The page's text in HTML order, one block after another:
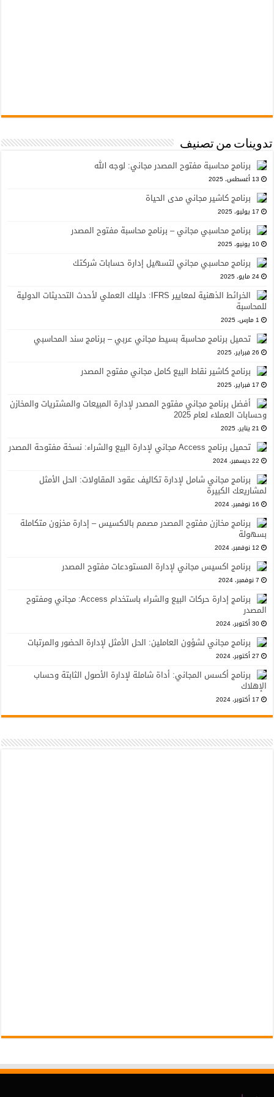
تدوينات من تصنيف
برنامج محاسبة مفتوح المصدر مجاني: لوجه الله
13 أغسطس، 2025
برنامج كاشير مجاني مدى الحياة
17 يوليو، 2025
برنامج محاسبي مجاني – برنامج محاسبة مفتوح المصدر
10 يونيو، 2025
برنامج محاسبي مجاني لتسهيل إدارة حسابات شركتك
24 مايو، 2025
الخرائط الذهنية لمعايير IFRS: دليلك العملي لأحدث التحديثات الدولية
للمحاسبة
1 مارس، 2025
تحميل برنامج محاسبة بسيط مجاني عربي – برنامج سند المحاسبي
26 فبراير، 2025
برنامج كاشير نقاط البيع كامل مجاني مفتوح المصدر
17 فبراير، 2025
أفضل برنامج مجاني مفتوح المصدر لإدارة المبيعات والمشتريات والمخازن
وحسابات العملاء لعام 2025
21 يناير، 2025
تحميل برنامج Access مجاني لإدارة البيع والشراء: نسخة مفتوحة المصدر
22 ديسمبر، 2024
برنامج مجاني شامل لإدارة تكاليف عقود المقاولات: الحل الأمثل
لمشاريعك الكبيرة
16 نوفمبر، 2024
برنامج مخازن مفتوح المصدر مصمم بالاكسيس – إدارة مخزون متكاملة
بسهولة
12 نوفمبر، 2024
برنامج اكسيس مجاني لإدارة المستودعات مفتوح المصدر
7 نوفمبر، 2024
برنامج إدارة حركات البيع والشراء باستخدام Access: مجاني ومفتوح
المصدر
30 أكتوبر، 2024
برنامج مجاني لشؤون العاملين: الحل الأمثل لإدارة الحضور والمرتبات
27 أكتوبر، 2024
برنامج أكسس المجاني: أداة شاملة لإدارة الأصول الثابتة وحساب
الإهلاك
17 أكتوبر، 2024